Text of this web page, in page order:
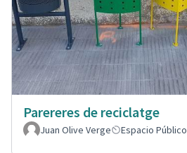
Parereres de reciclatge
Juan Olive Verge
Espacio Público